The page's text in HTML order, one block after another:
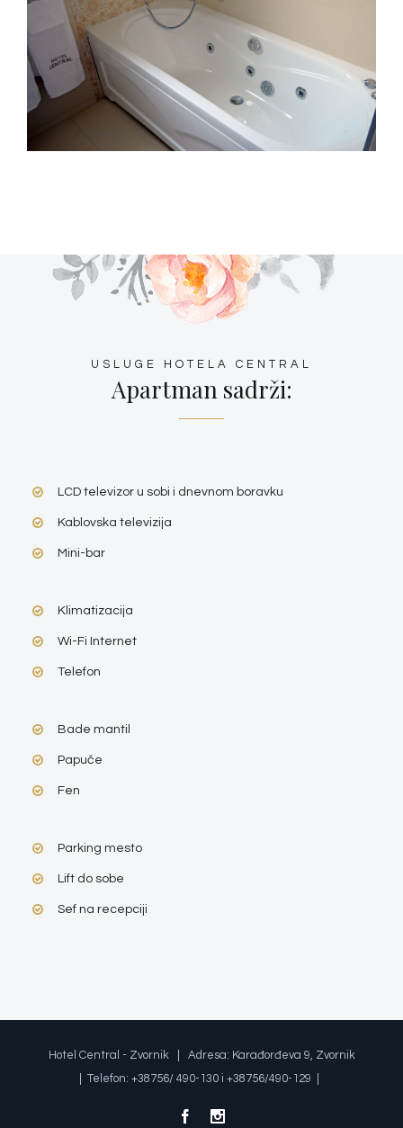
USLUGE HOTELA CENTRAL
Apartman sadrži:
LCD televizor u sobi i dnevnom boravku
Kablovska televizija
Mini-bar
Klimatizacija
Wi-Fi Internet
Telefon
Bade mantil
Papuče
Fen
Parking mesto
Lift do sobe
Sef na recepciji
Hotel Central - Zvornik | Adresa: Karađorđeva 9, Zvornik
| Telefon: +38756/ 490-130 i +38756/490-129 |
FacebookInstagram